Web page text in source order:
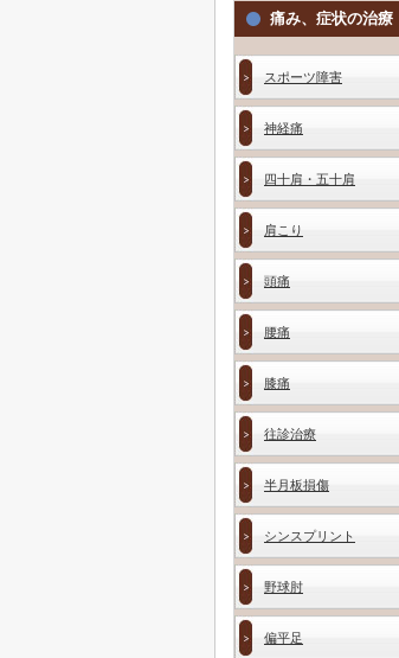
痛み、症状の治療
スポーツ障害
神経痛
四十肩・五十肩
肩こり
頭痛
腰痛
膝痛
往診治療
半月板損傷
シンスプリント
野球肘
偏平足